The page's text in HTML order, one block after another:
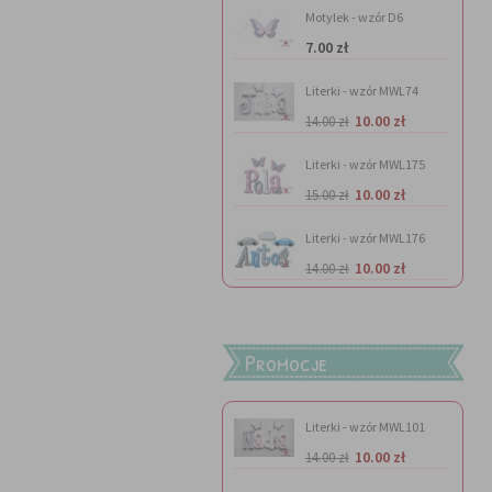
Motylek - wzór D6
7.00 zł
Literki - wzór MWL74
14.00 zł 10.00 zł
Literki - wzór MWL175
15.00 zł 10.00 zł
Literki - wzór MWL176
14.00 zł 10.00 zł
Promocje
Literki - wzór MWL101
14.00 zł 10.00 zł